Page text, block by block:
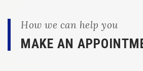
How we can help you
MAKE AN